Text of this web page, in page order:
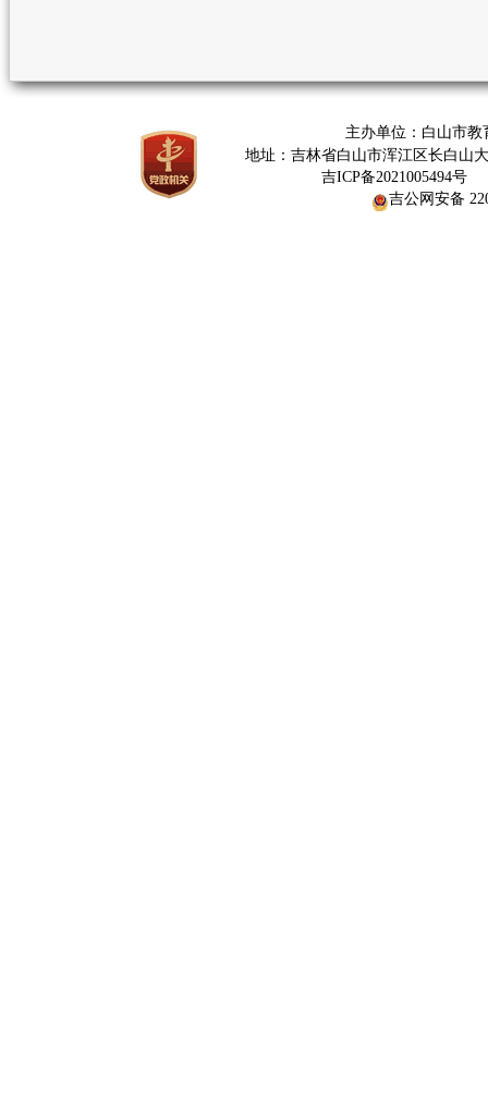
主办单位：白山市
地址：吉林省白山市浑江区长白山
吉ICP备2021005494号
吉公网安备